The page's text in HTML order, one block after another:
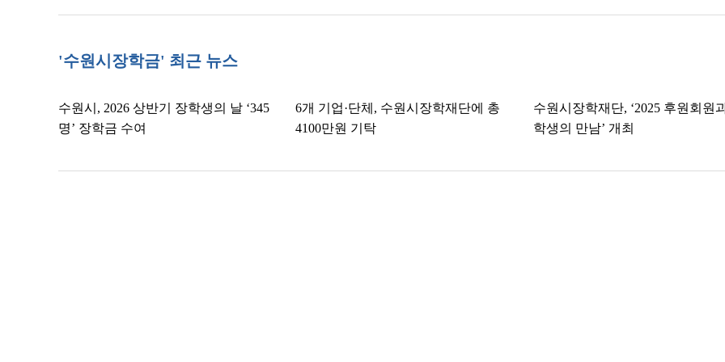
'수원시장학금' 최근 뉴스
수원시, 2026 상반기 장학생의 날 ‘345
명’ 장학금 수여
6개 기업·단체, 수원시장학재단에 총
4100만원 기탁
수원시장학재단, ‘2025 후원회원
학생의 만남’ 개최